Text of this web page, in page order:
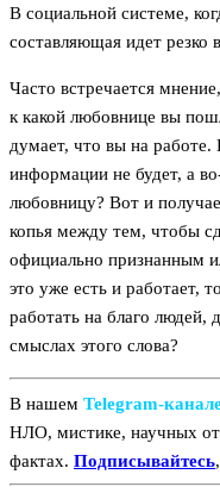
В социальной системе,
составляющая идет резко
Часто встречается
к какой любовнице вы
думает, что вы на
информации не будет, а
любовницу? Вот и
копья между тем, чтобы
официально признанным
это уже есть и работает,
работать на благо людей,
смыслах этого слова?
В нашем
НЛО, мистике, научных
фактах. Подписывайтесь